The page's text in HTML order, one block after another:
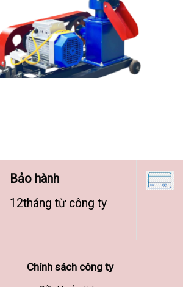
Bảo hành
12tháng từ công ty
Chính sách công ty